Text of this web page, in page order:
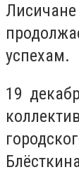
успехам.
19